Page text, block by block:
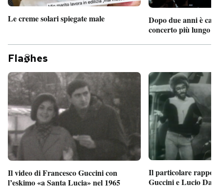
Le creme solari spiegate male
Dopo due anni è
concerto più lungo
Fla hes
Il video di Francesco Guccini con
l’eskimo «a Santa Lucia» nel 1965
Il particolare
Guccini e Lucio